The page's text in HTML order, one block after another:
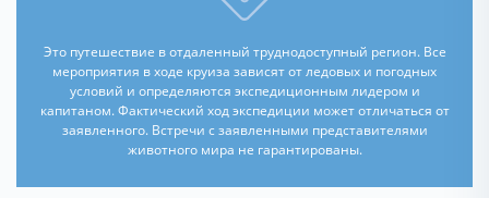
Это путешествие в отдаленный труднодоступный регион. Все
мероприятия в ходе круиза зависят от ледовых и погодных
условий и определяются экспедиционным лидером и
капитаном. Фактический ход экспедиции может отличаться от
заявленного. Встречи с заявленными представителями
животного мира не гарантированы.